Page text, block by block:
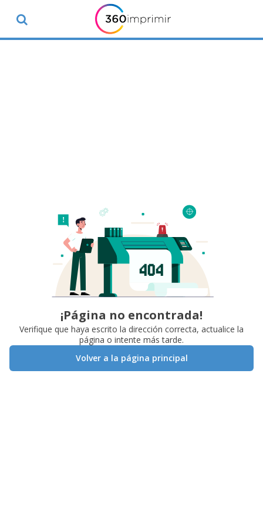
¡Página no encontrada!
Verifique que haya escrito la dirección correcta, actualice la
página o intente más tarde.